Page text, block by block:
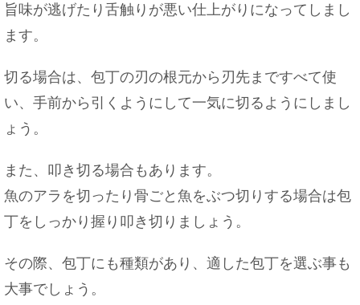
旨味が逃げたり舌触りが悪い仕上がりになってしまし
ます。
切る場合は、包丁の刃の根元から刃先まですべて使
い、手前から引くようにして一気に切るようにしまし
ょう。
また、叩き切る場合もあります。
魚のアラを切ったり骨ごと魚をぶつ切りする場合は包
丁をしっかり握り叩き切りましょう。
その際、包丁にも種類があり、適した包丁を選ぶ事も
大事でしょう。